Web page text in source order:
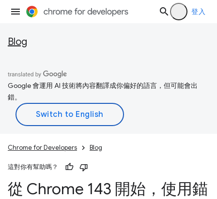
登入
Blog
Google 會運用 AI 技術將內容翻譯成你偏好的語言，但可能會出
錯。
Chrome for Developers Blog
這對你有幫助嗎？
從 Chrome 143 開始，使用錨